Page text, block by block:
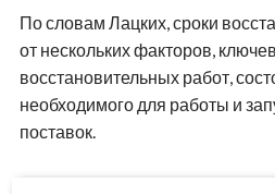
По словам Лацких, сроки
от нескольких факторов,
восстановительных работ,
необходимого для работы и
поставок.